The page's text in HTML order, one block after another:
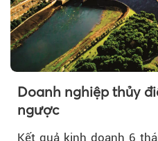
Doanh nghiệp thủy
ngược
Kết quả kinh doanh 6